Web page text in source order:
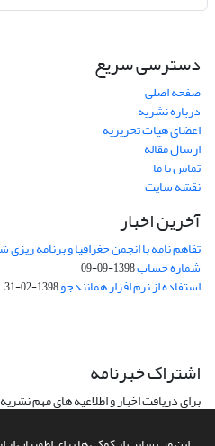
دسترسی سریع
صفحه اصلی
درباره نشریه
اعضای هیات تحریریه
ارسال مقاله
تماس با ما
نقشه سایت
آخرین اخبار
تفاهم نامه با انجمن جغرافیا و برنامه ریزی
شماره حساب1398-09-09
استفاده از نرم افزار همانندجو1398-02-31
اشتراک خبرنامه
برای دریافت اخبار و اطلاعیه های مهم